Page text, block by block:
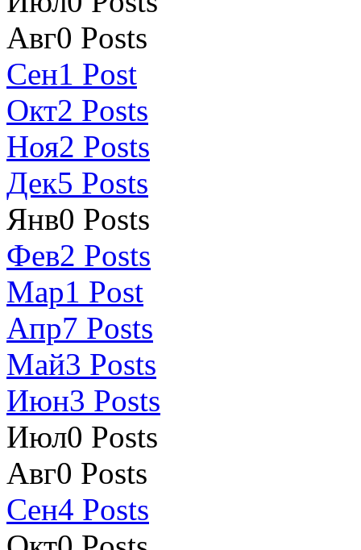
Авг0 Posts
Сен1 Post
Окт2 Posts
Ноя2 Posts
Дек5 Posts
Янв0 Posts
Фев2 Posts
Мар1 Post
Апр7 Posts
Май3 Posts
Июн3 Posts
Июл0 Posts
Авг0 Posts
Сен4 Posts